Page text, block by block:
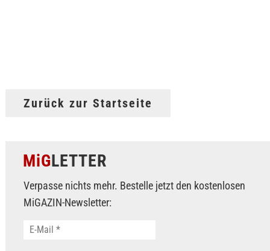
Zurück zur Startseite
MiGLETTER
Verpasse nichts mehr. Bestelle jetzt den kostenlosen
MiGAZIN-Newsletter: